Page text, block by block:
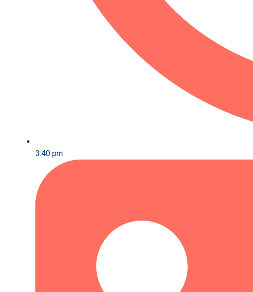
3:40 pm